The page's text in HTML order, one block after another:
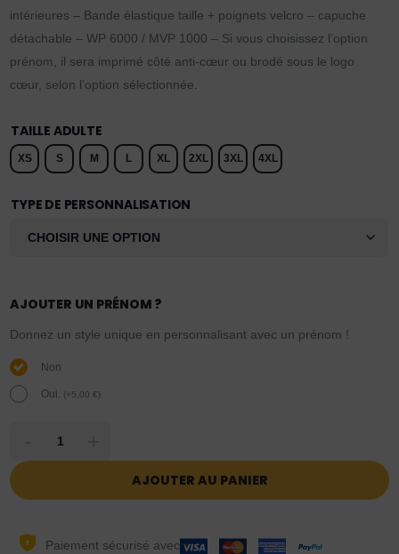
intérieures – Bande élastique taille + poignets velcro – capuche
détachable – WP 6000 / MVP 1000 – Si vous choisissez l’option
prénom, il sera imprimé côté anti-cœur ou brodé sous le logo
cœur, selon l’option sélectionnée.
TAILLE ADULTE
XS S M L XL 2XL 3XL 4XL
TYPE DE PERSONNALISATION
AJOUTER UN PRÉNOM ?
Donnez un style unique en personnalisant avec un prénom !
Non
Oui. (+5,00€)
AJOUTER AU PANIER
Paiement sécurisé avec